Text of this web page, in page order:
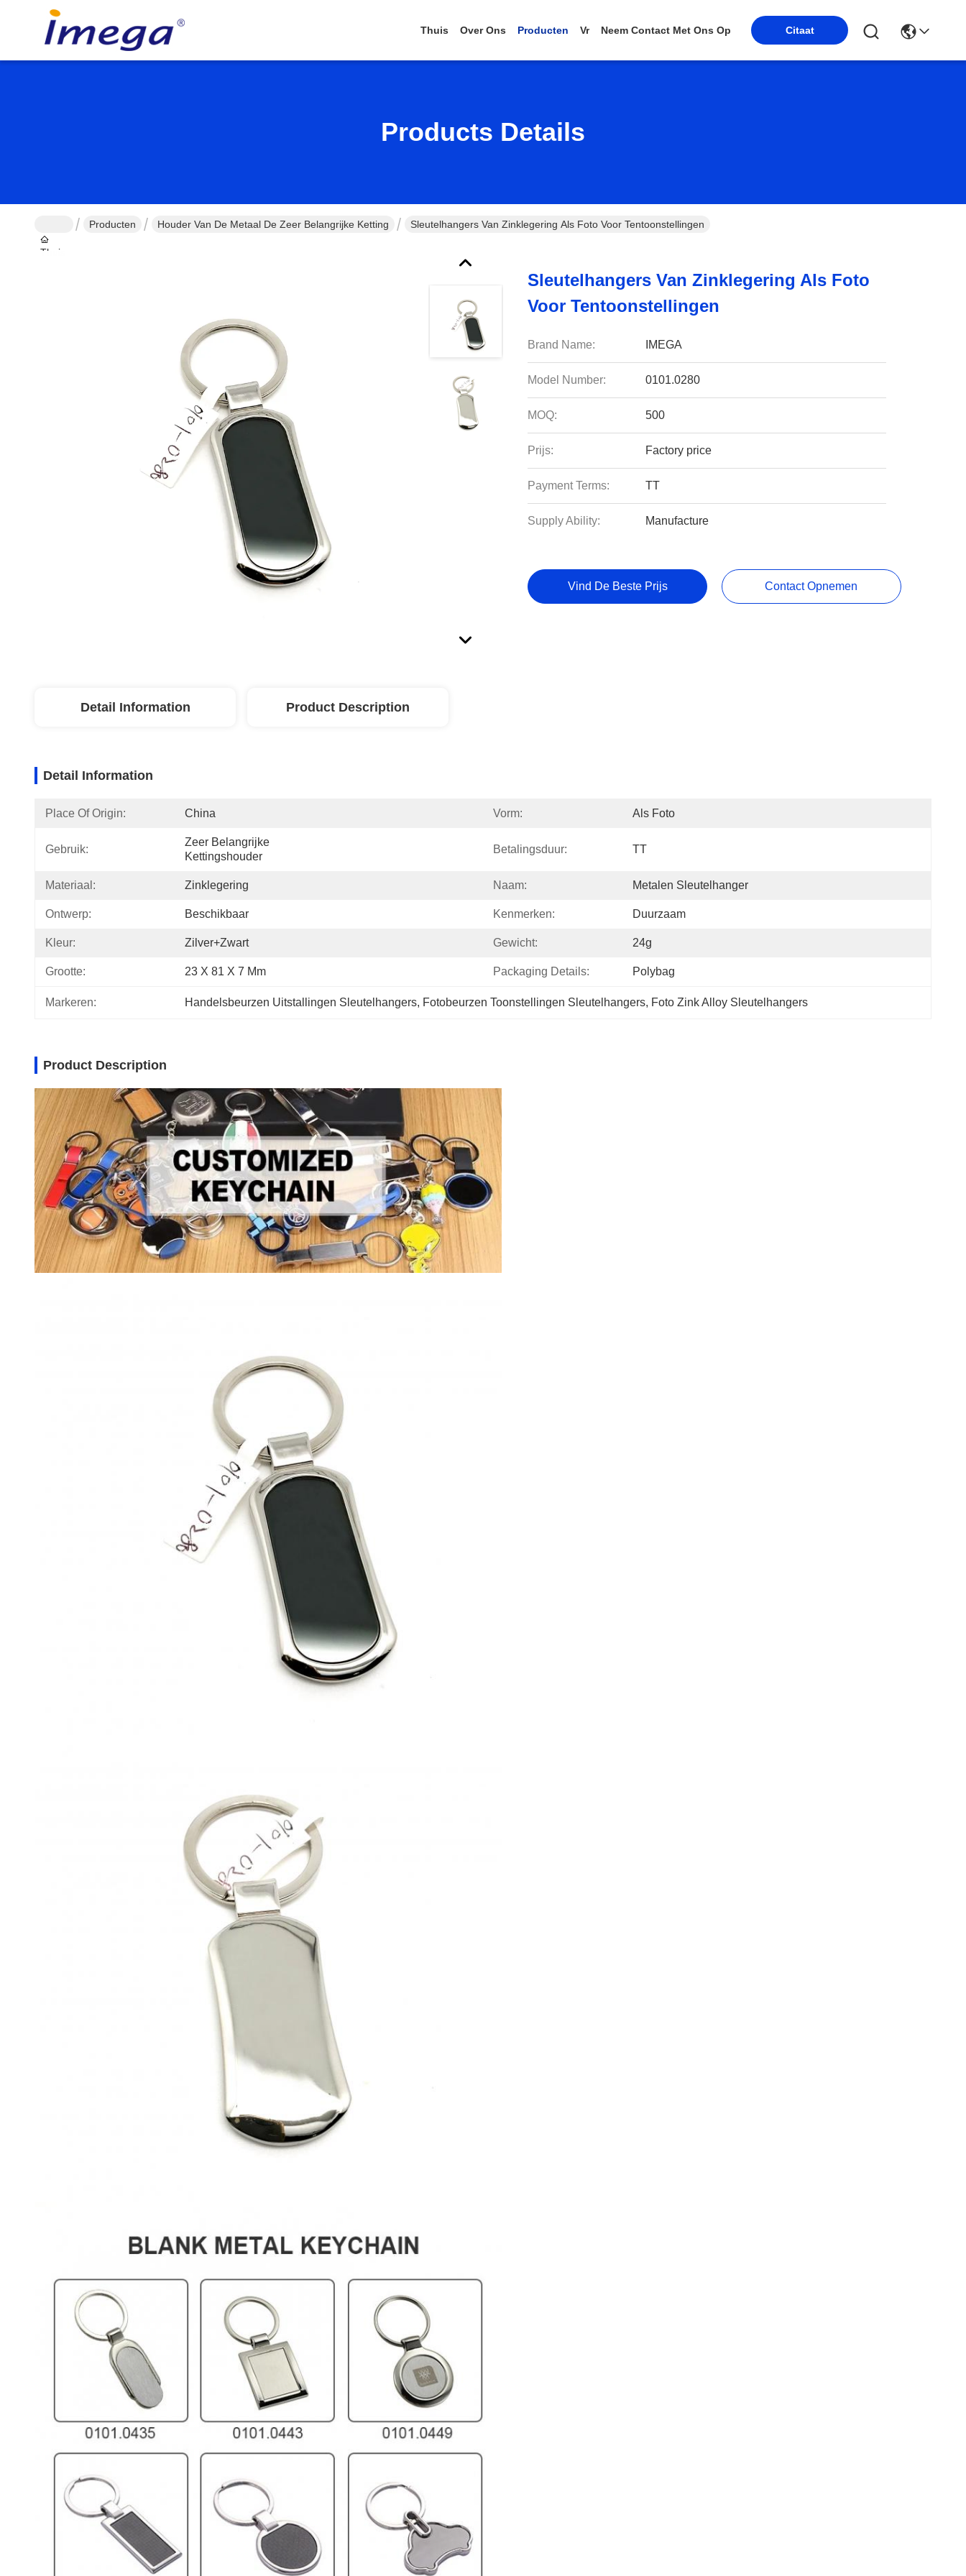
Thuis Over Ons Producten Vr Neem Contact Met Ons Op Citaat
Products Details
Thuis
Producten Houder Van De Metaal De Zeer Belangrijke Ketting Sleutelhangers Van Zinklegering Als Foto Voor Tentoonstellingen
Sleutelhangers Van Zinklegering Als Foto
Voor Tentoonstellingen
Brand Name: IMEGA
Model Number: 0101.0280
MOQ: 500
Prijs: Factory price
Payment Terms: TT
Supply Ability: Manufacture
Vind De Beste Prijs Contact Opnemen
Detail Information Product Description
Detail Information
Place Of Origin: China Vorm: Als Foto
Gebruik:
Zeer Belangrijke
Kettingshouder
Betalingsduur: TT
Materiaal: Zinklegering Naam: Metalen Sleutelhanger
Ontwerp: Beschikbaar Kenmerken: Duurzaam
Kleur: Zilver+zwart Gewicht: 24g
Grootte: 23 X 81 X 7 Mm Packaging Details: Polybag
Markeren: Handelsbeurzen Uitstallingen Sleutelhangers, Fotobeurzen Toonstellingen Sleutelhangers, Foto Zink Alloy Sleutelhangers
Product Description